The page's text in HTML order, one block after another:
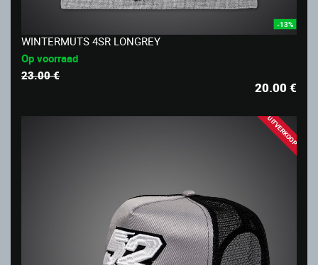
-13%
WINTERMUTS 4SR LONGREY
Op voorraad
23.00 €
20.00€
UITVERKOOP